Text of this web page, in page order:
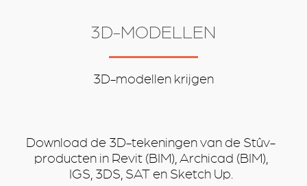
3D-MODELLEN
3D-modellen krijgen
Download de 3D-tekeningen van de Stûv-
producten in Revit (BIM), Archicad (BIM),
IGS, 3DS, SAT en Sketch Up.